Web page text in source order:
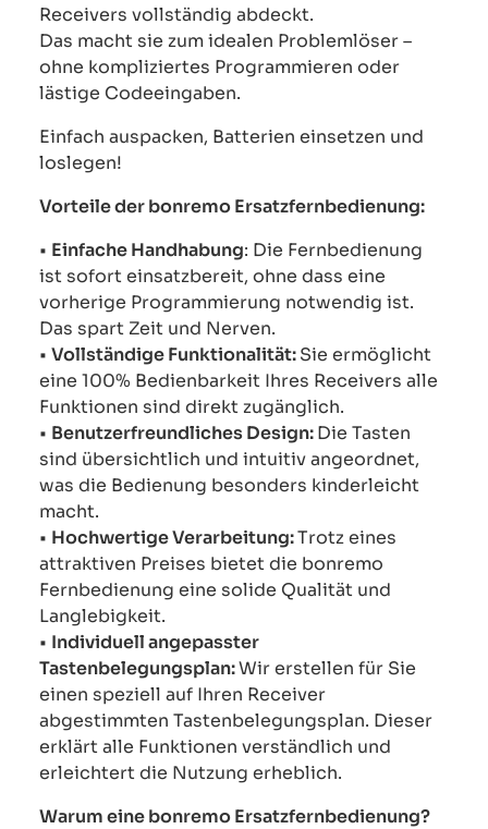
Receivers vollständig abdeckt.
Das macht sie zum idealen Problemlöser –
ohne kompliziertes Programmieren oder
lästige Codeeingaben.
Einfach auspacken, Batterien einsetzen und
loslegen!
Vorteile der bonremo Ersatzfernbedienung:
• Einfache Handhabung: Die Fernbedienung
ist sofort einsatzbereit, ohne dass eine
vorherige Programmierung notwendig ist.
Das spart Zeit und Nerven.
• Vollständige Funktionalität:Sie ermöglicht
eine 100% Bedienbarkeit Ihres Receivers alle
Funktionen sind direkt zugänglich.
• Benutzerfreundliches Design:Die Tasten
sind übersichtlich und intuitiv angeordnet,
was die Bedienung besonders kinderleicht
macht.
• Hochwertige Verarbeitung:Trotz eines
attraktiven Preises bietet die bonremo
Fernbedienung eine solide Qualität und
Langlebigkeit.
• Individuell angepasster
Tastenbelegungsplan:Wir erstellen für Sie
einen speziell auf Ihren Receiver
abgestimmten Tastenbelegungsplan. Dieser
erklärt alle Funktionen verständlich und
erleichtert die Nutzung erheblich.
Warum eine bonremo Ersatzfernbedienung?